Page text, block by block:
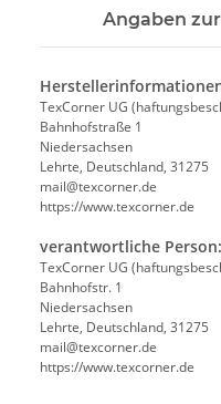
Angaben
TexCorner UG
Bahnhofstraße 1
Niedersachsen
Lehrte, Deutschland, 31275
mail@texcorner.de
https://www.texcorner.de
verantwortliche Person:
TexCorner UG
Bahnhofstr. 1
Niedersachsen
Lehrte, Deutschland, 31275
mail@texcorner.de
https://www.texcorner.de